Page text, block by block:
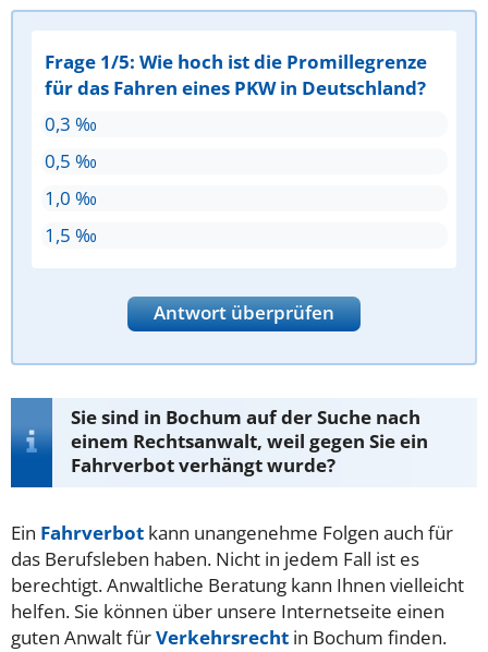
Frage 1/5: Wie hoch ist die Promillegrenze
für das Fahren eines PKW in Deutschland?
0,3 ‰
0,5 ‰
1,0 ‰
1,5 ‰
Antwort überprüfen
Sie sind in Bochum auf der Suche nach
einem Rechtsanwalt, weil gegen Sie ein
Fahrverbot verhängt wurde?
Ein Fahrverbot kann unangenehme Folgen auch für
das Berufsleben haben. Nicht in jedem Fall ist es
berechtigt. Anwaltliche Beratung kann Ihnen vielleicht
helfen. Sie können über unsere Internetseite einen
guten Anwalt fürVerkehrsrecht in Bochum finden.